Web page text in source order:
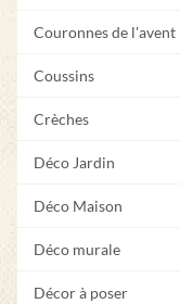
Couronnes de l'avent
Coussins
Crèches
Déco Jardin
Déco Maison
Déco murale
Décor à poser